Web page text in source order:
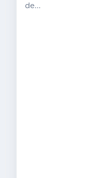
Maroc
de...